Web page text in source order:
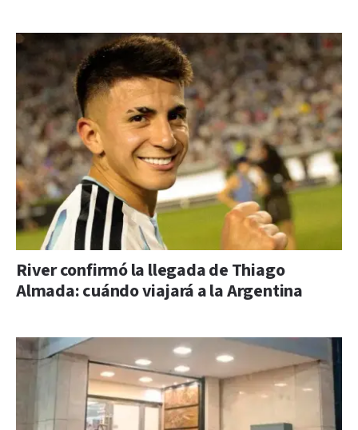
River confirmó la llegada de Thiago
Almada: cuándo viajará a la Argentina